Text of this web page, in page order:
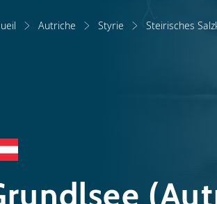
Autriche Styrie Steirisches